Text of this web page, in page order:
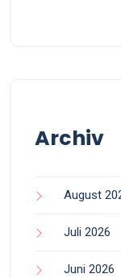
Archiv
August
Juli 2026
Juni 2026